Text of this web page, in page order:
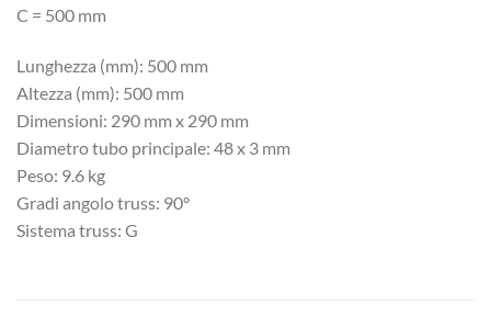
C = 500 mm
Lunghezza (mm): 500 mm
Altezza (mm): 500 mm
Dimensioni: 290 mm x 290 mm
Diametro tubo principale: 48 x 3 mm
Peso: 9.6 kg
Gradi angolo truss: 90°
Sistema truss: G